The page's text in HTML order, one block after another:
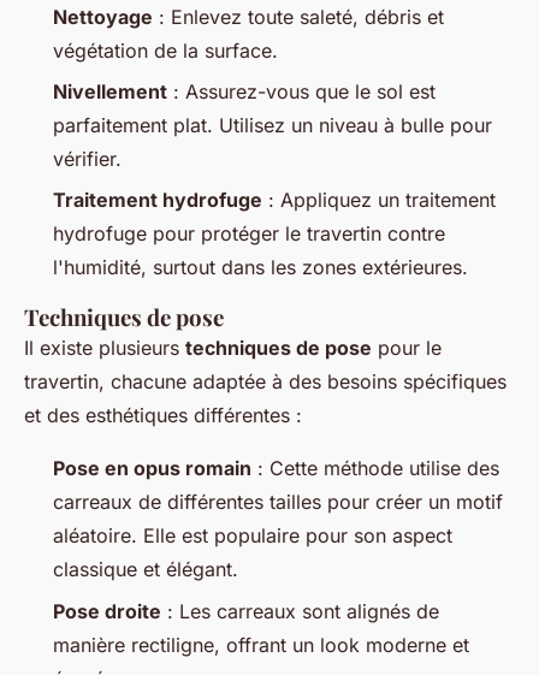
Nettoyage : Enlevez toute saleté, débris et
végétation de la surface.
Nivellement : Assurez-vous que le sol est
parfaitement plat. Utilisez un niveau à bulle pour
vérifier.
Traitement hydrofuge : Appliquez un traitement
hydrofuge pour protéger le travertin contre
l'humidité, surtout dans les zones extérieures.
Techniques de pose
Il existe plusieurs techniques de pose pour le
travertin, chacune adaptée à des besoins spécifiques
et des esthétiques différentes :
Pose en opus romain : Cette méthode utilise des
carreaux de différentes tailles pour créer un motif
aléatoire. Elle est populaire pour son aspect
classique et élégant.
Pose droite : Les carreaux sont alignés de
manière rectiligne, offrant un look moderne et